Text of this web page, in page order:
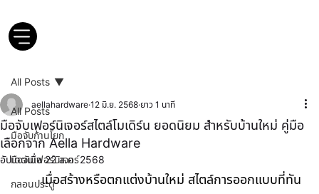
All Posts
มือจับก้านโยก
มือจับเฟอร์นิเจอร์
กลอนประตู
All Posts
มือจับเฟอร์นิเจอร์สไตล์โมเดิร์น ยอดนิยม สำหรับบ้านใหม่ คู่มือ
เลือกจาก Aella Hardware
aellahardware 12 มิ.ย. 2568 ยาว 1 นาที
อัปเดตเมื่อ22 ส.ค. 2568
	เมื่อสร้างหรือตกแต่งบ้านใหม่ สไตล์การออกแบบที่ทัน